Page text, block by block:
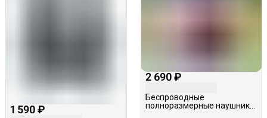
1 590 ₽
2 690 ₽
Беспроводные
полноразмерные наушники,